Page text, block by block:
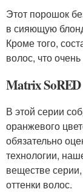
Этот порошок
в сияющую
Кроме того,
волос, что
Matrix SoRED
В этой серии
оранжевого
обязательно
технологии,
веществе
оттенки волос.